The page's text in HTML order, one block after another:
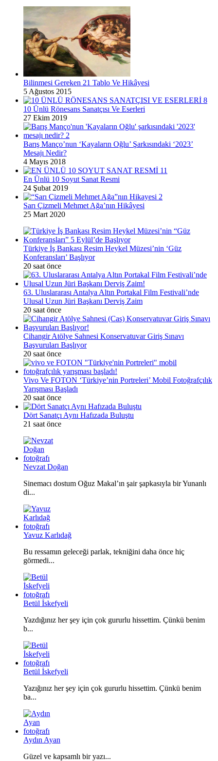
Bilinmesi Gereken 21 Tablo Ve Hikâyesi
5 Ağustos 2015
10 Ünlü Rönesans Sanatçısı Ve Eserleri
27 Ekim 2019
Barış Manço’nun ‘Kayaların Oğlu’ Şarkısındaki ‘2023’
Mesajı Nedir?
4 Mayıs 2018
En Ünlü 10 Soyut Sanat Resmi
24 Şubat 2019
Sarı Çizmeli Mehmet Ağa’nın Hikâyesi
25 Mart 2020
Türkiye İş Bankası Resim Heykel Müzesi’nin ‘Güz
Konferansları’ Başlıyor
20 saat önce
63. Uluslararası Antalya Altın Portakal Film Festivali’nde
Ulusal Uzun Jüri Başkanı Derviş Zaim
20 saat önce
Cihangir Atölye Sahnesi Konservatuvar Giriş Sınavı
Başvuruları Başlıyor
20 saat önce
Vivo Ve FOTON ‘Türkiye’nin Portreleri’ Mobil Fotoğrafçılık
Yarışması Başladı
20 saat önce
Dört Sanatçı Aynı Hafızada Buluştu
21 saat önce
Nevzat Doğan
Sinemacı dostum Oğuz Makal’ın şair şapkasıyla bir Yunanlı
di...
Yavuz Karlıdağ
Bu ressamın geleceği parlak, tekniğini daha önce hiç
görmedi...
Betül İskefyeli
Yazdığınız her şey için çok gururlu hissettim. Çünkü benim
b...
Betül İskefyeli
Yazığınız her şey için çok gururlu hissettim. Çünkü benim
ba...
Aydın Ayan
Güzel ve kapsamlı bir yazı...